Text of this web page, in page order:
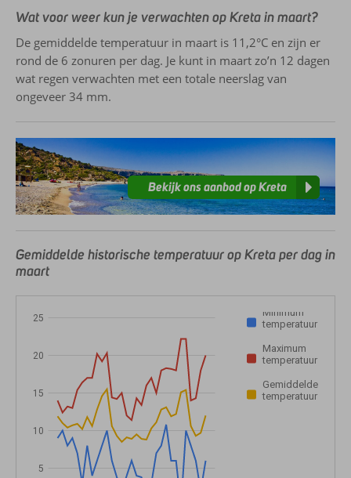
Wat voor weer kun je verwachten op Kreta in maart?
De gemiddelde temperatuur in maart is 11,2°C en zijn er
rond de 6 zonuren per dag. Je kunt in maart zo’n 12 dagen
wat regen verwachten met een totale neerslag van
ongeveer 34 mm.
Bekijk ons aanbod op Kreta
Gemiddelde historische temperatuur op Kreta per dag in
maart
Minimum
temperatuur
Maximum
temperatuur
Gemiddelde
temperatuur
5
10
15
20
25